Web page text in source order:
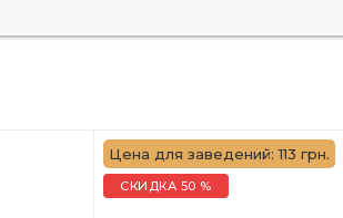
Цена для заведений: 113 грн.
СКИДКА 50 %